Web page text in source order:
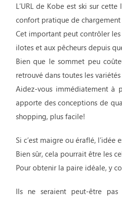
L’URL de Kobe est ski sur
confort pratique de chargement
Cet important peut contrôler
ilotes et aux pêcheurs depuis
Bien que le sommet peu
retrouvé dans toutes les
Aidez-vous immédiatement à
apporte des conceptions de
shopping, plus facile!
Si c’est maigre ou éraflé, l’idée
Bien sûr, cela pourrait être les
Pour obtenir la paire idéale, y
Ils ne seraient peut-être